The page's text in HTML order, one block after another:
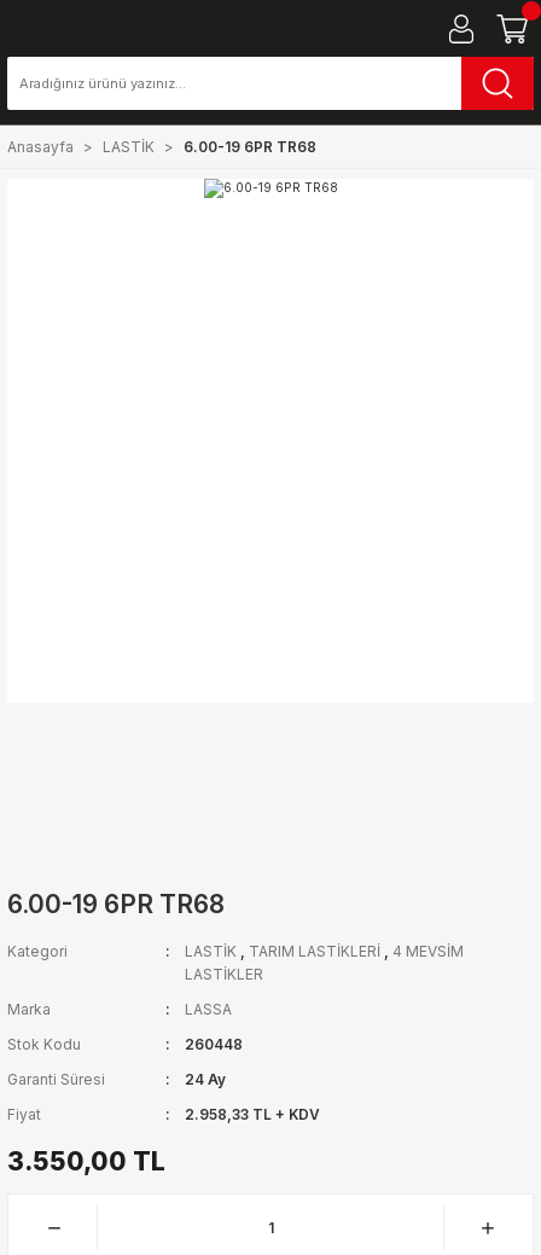
Anasayfa LASTİK 6.00-19 6PR TR68
6.00-19 6PR TR68
Kategori LASTİK , TARIM LASTİKLERİ , 4 MEVSİM
LASTİKLER
Marka
LASSA
Stok Kodu
260448
Garanti Süresi
24 Ay
Fiyat
2.958,33 TL + KDV
3.550,00 TL